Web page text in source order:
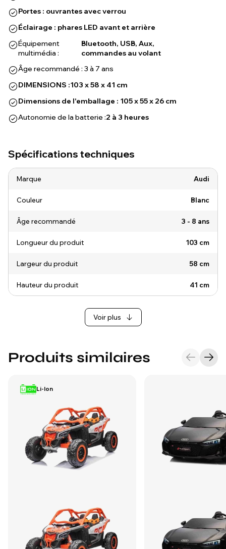
Portes : ouvrantes avec verrou
Éclairage : phares LED avant et arrière
Équipement
multimédia :
Bluetooth, USB, Aux,
commandes au volant
Âge recommandé : 3 à 7 ans
DIMENSIONS :103 x 58 x 41 cm
Dimensions de l'emballage : 105 x 55 x 26 cm
Autonomie de la batterie :2 à 3 heures
Spécifications techniques
Marque Audi
Couleur Blanc
Âge recommandé 3 - 8 ans
Longueur du produit 103 cm
Largeur du produit 58 cm
Hauteur du produit 41 cm
Voir plus
Produits similaires
Li-Ion